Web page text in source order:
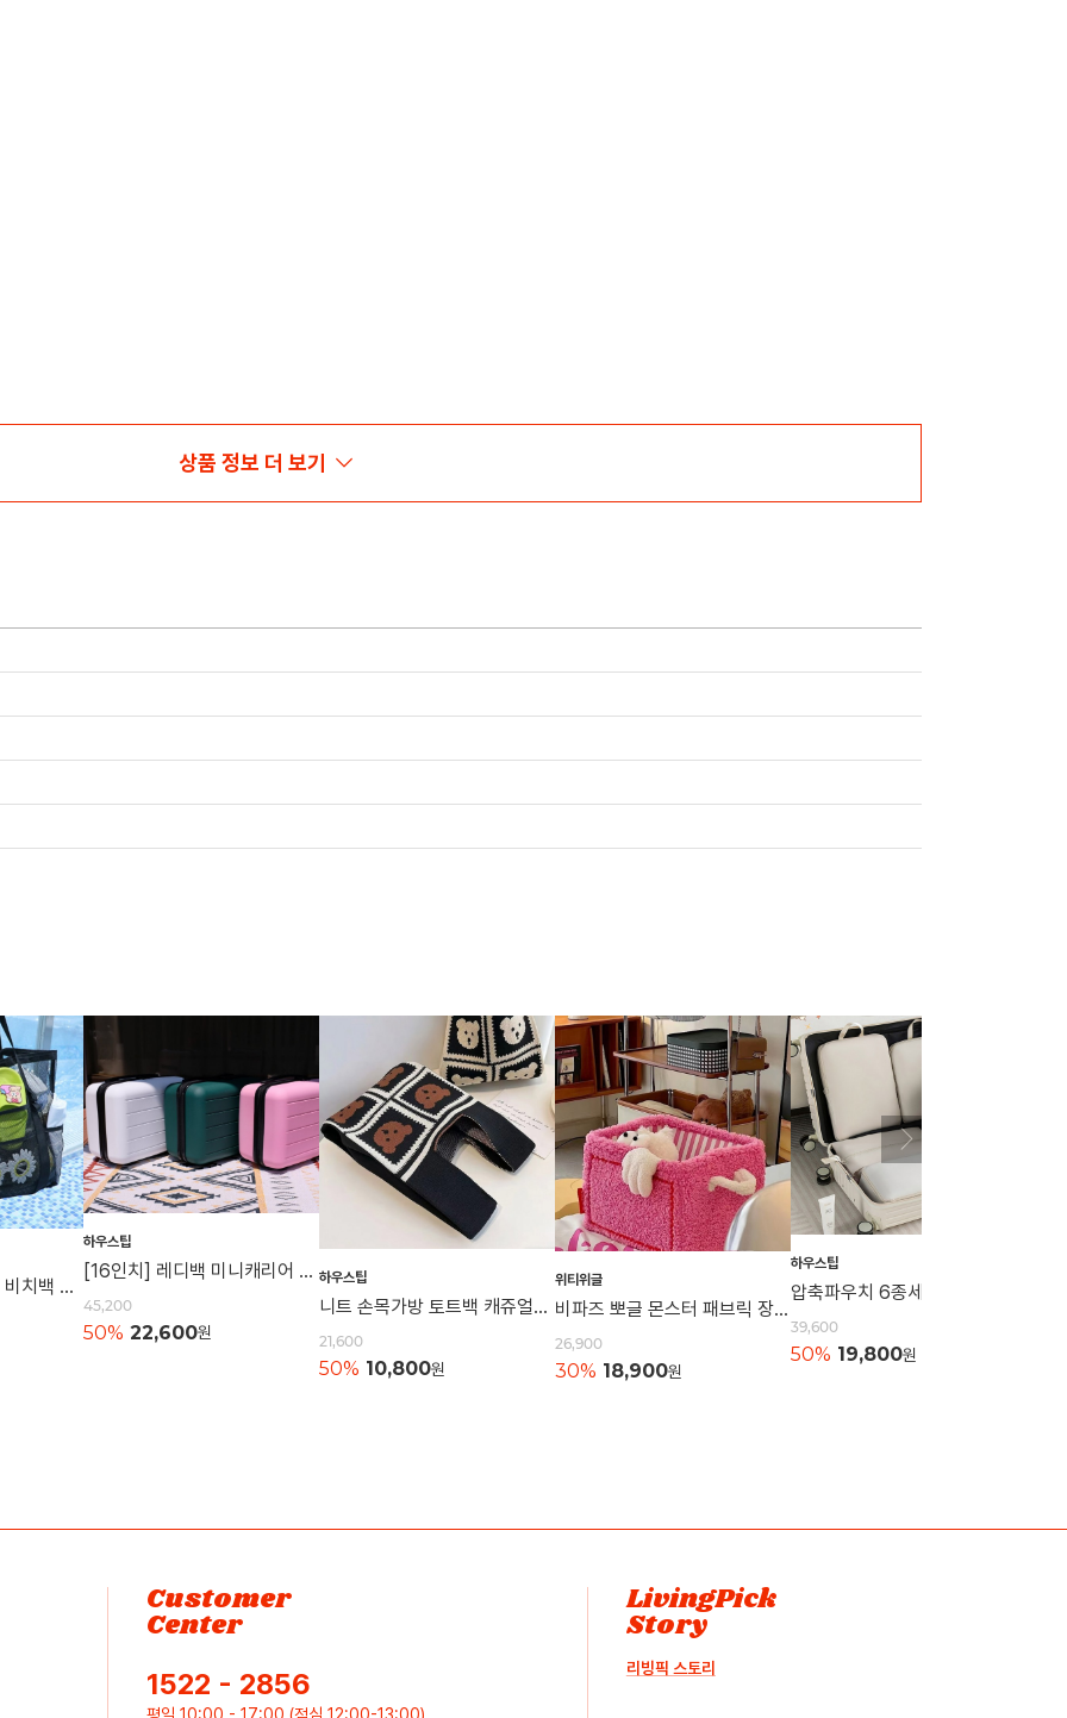
상품 정보 더 보기
[특대형] 매쉬비치백 비치백 매쉬가방 여행용 숄더백 물놀이가방 수영가방 물빠지는가방
하우스팁
[16인치] 레디백 미니캐리어 여행가방 캐리어 레디백 기내용가방
45,200
50% 22,600원
하우스팁
니트 손목가방 토트백 캐쥬얼가방 니트백 묶는가방 데일리백 손가방 캔버스백 에코백
21,600
50% 10,800원
위티위글
비파즈 뽀글 몬스터 패브릭 장난감 수납함 보관함
26,900
30% 18,900원
하우스팁
39,600
50% 19,800원
Customer
Center
1522 - 2856
LivingPick
Story
리빙픽 스토리